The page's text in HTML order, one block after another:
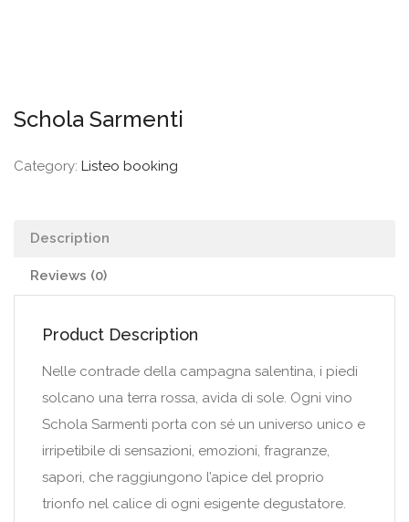
Schola Sarmenti
Category: Listeo booking
Description
Reviews (0)
Product Description
Nelle contrade della campagna salentina, i piedi
solcano una terra rossa, avida di sole. Ogni vino
Schola Sarmenti porta con sé un universo unico e
irripetibile di sensazioni, emozioni, fragranze,
sapori, che raggiungono l’apice del proprio
trionfo nel calice di ogni esigente degustatore.